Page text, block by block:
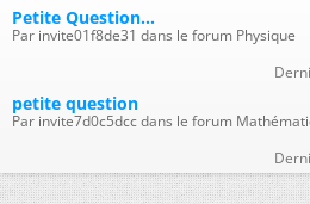
Petite Question...
Par invite01f8de31 dans le forum Physique
petite question
Par invite7d0c5dcc dans le forum